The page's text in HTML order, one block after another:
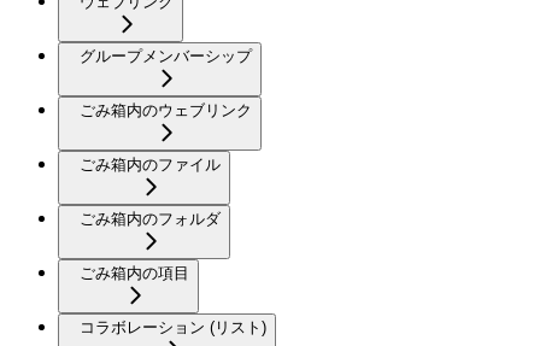
グループメンバーシップ
ごみ箱内のウェブリンク
ごみ箱内のファイル
ごみ箱内のフォルダ
ごみ箱内の項目
コラボレーション (リスト)